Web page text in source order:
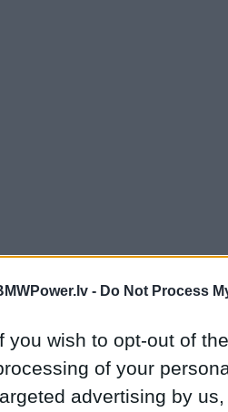
- Do Not Process
you wish to opt-out of
of your
advertising by